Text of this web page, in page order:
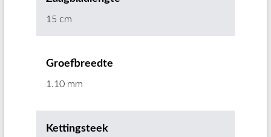
15 cm
Groefbreedte
1.10 mm
Kettingsteek